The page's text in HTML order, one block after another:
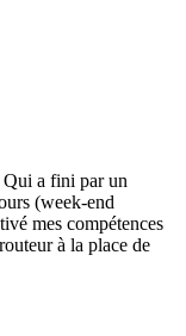
Qui a fini par un
(week-end
mes compétences
à la place de